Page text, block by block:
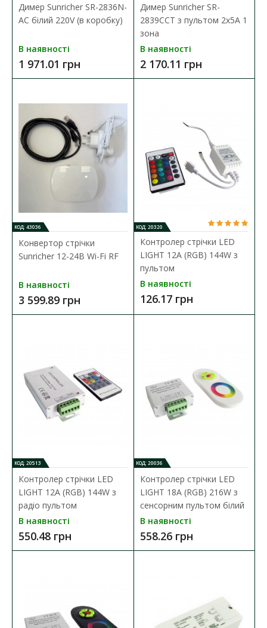
В порівняння
В закладки
Димер Sunricher SR-2836N-AC чорний 220V (в
Панель вбудована SR-2836N-AC (220V, DIM) /1 зона, чорний
корпус/ - панель управління, що вбудовуєтьс..
1 909.01 грн
В порівняння
В закладки
Димер Sunricher SR-2836N-
AC білий 220V (в коробку)
В наявності
1 971.01 грн
Димер Sunricher SR-
2839CCT з пультом 2х5А 1
зона
В наявності
2 170.11 грн
КОД: 43036
Конвертор стрічки
Sunricher 12-24В Wi-Fi RF
В наявності
3 599.89 грн
КОД: 20320
Контролер стрічки LED
LIGHT 12A (RGB) 144W з
пультом
В наявності
126.17 грн
КОД: 20513
Контролер стрічки LED
LIGHT 12A (RGB) 144W з
радіо пультом
В наявності
550.48 грн
КОД: 20036
Контролер стрічки LED
LIGHT 18A (RGB) 216W з
сенсорним пультом білий
В наявності
558.26 грн